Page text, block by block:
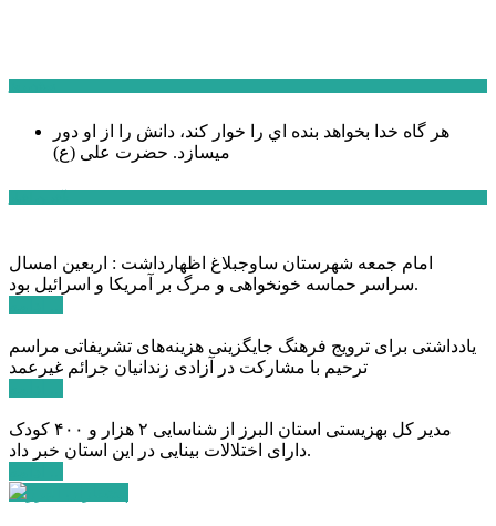
هر گاه خدا بخواهد بنده اي را خوار كند، دانش را از او دور
میسازد. حضرت علی (ع)
امام جمعه شهرستان ساوجبلاغ اظهارداشت : اربعین امسال
سراسر حماسه خونخواهی و مرگ بر آمریکا و اسرائیل بود.
یادداشتی برای ترویج فرهنگ جایگزینی هزینه‌های تشریفاتی مراسم
ترحیم با مشارکت در آزادی زندانیان جرائم غیرعمد
مدیر کل بهزیستی استان البرز از شناسایی ۲ هزار و ۴۰۰ کودک
دارای اختلالات بینایی در این استان خبر داد.